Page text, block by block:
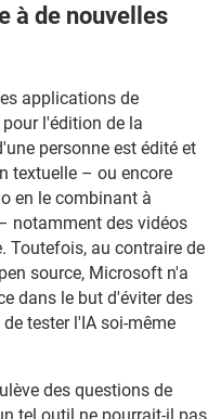
à de nouvelles
applications de
l'édition de la
personne est édité et
textuelle – ou encore
en le combinant à
notamment des vidéos
Toutefois, au contraire de
source, Microsoft n'a
dans le but d'éviter des
tester l'IA soi-même
des questions de